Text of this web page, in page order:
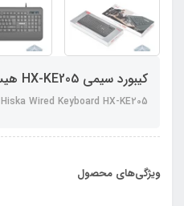
کیبورد سیمی HX-KE205 هیسکا
Hiska Wired Keyboard HX-KE205
ویژگی‌های محصول